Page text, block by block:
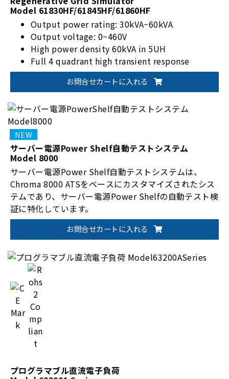
Model 61830HF/61845HF/61860HF
Output power rating: 30kVA~60kVA
Output voltage: 0~460V
High power density 60kVA in 5UH
Full 4 quadrant high transient response
お問合せカートに入れる
サーバー電源Power Shelf自動テストシステム
Model 8000
サーバー電源Power Shelf自動テストシステムは、
Chroma 8000 ATSをベースにカスタマイズされたシス
テムであり、サーバー電源Power Shelfの自動テスト検
証に特化しています。
お問合せカートに入れる
プログラマブル直流電子負荷